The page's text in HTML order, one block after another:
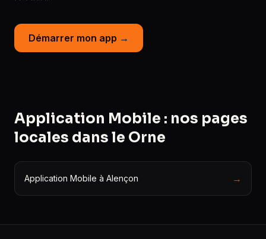
Démarrer mon app →
Application Mobile : nos pages
locales dans le Orne
Application Mobile à Alençon →